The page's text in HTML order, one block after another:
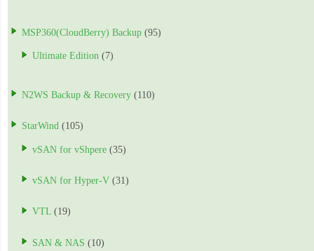
MSP360(CloudBerry) Backup (95)
Ultimate Edition (7)
N2WS Backup & Recovery (110)
StarWind (105)
vSAN for vShpere (35)
vSAN for Hyper-V (31)
VTL (19)
SAN & NAS (10)